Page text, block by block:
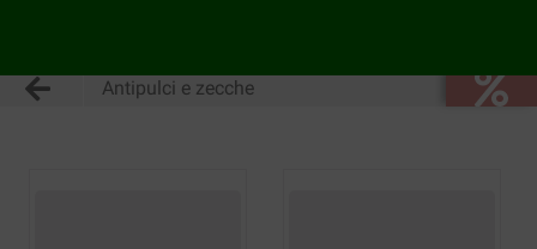
Antipulci e zecche